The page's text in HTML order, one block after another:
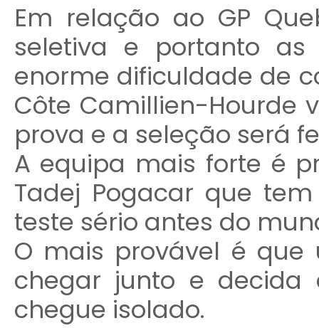
Em relação ao GP
seletiva e portanto
enorme dificuldade de
Côte Camillien-Hourde
prova e a seleção será
A equipa mais forte é
Tadej Pogacar que
teste sério antes do
O mais provável é
chegar junto e
chegue isolado.